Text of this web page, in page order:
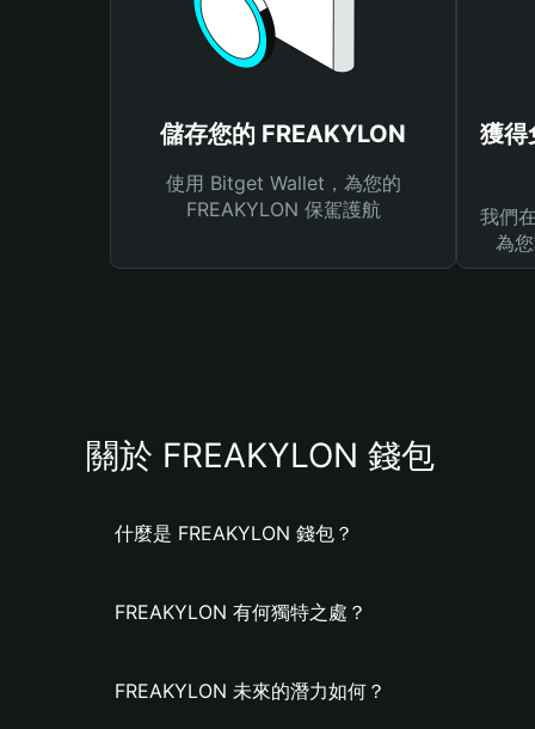
儲存您的 FREAKYLON
使用 Bitget Wallet，為您的
FREAKYLON 保駕護航
獲得
我們
為
關於 FREAKYLON 錢包
什麼是 FREAKYLON 錢包？
FREAKYLON 有何獨特之處？
FREAKYLON 未來的潛力如何？